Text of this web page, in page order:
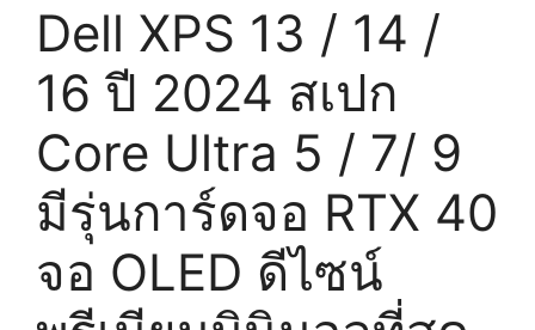
Dell XPS 13 / 14 /
16 ปี 2024 สเปก
Core Ultra 5 / 7/ 9
มีรุ่นการ์ดจอ RTX 40
จอ OLED ดีไซน์